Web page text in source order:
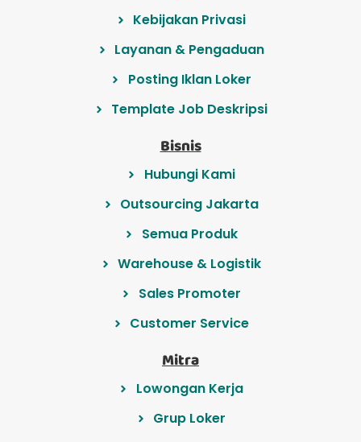
Kebijakan Privasi
Layanan & Pengaduan
Posting Iklan Loker
Template Job Deskripsi
Bisnis
Hubungi Kami
Outsourcing Jakarta
Semua Produk
Warehouse & Logistik
Sales Promoter
Customer Service
Mitra
Lowongan Kerja
Grup Loker